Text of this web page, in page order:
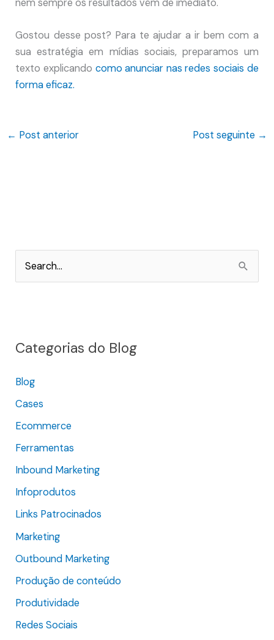
nem sempre os resultados vêm de imediato.
Gostou desse post? Para te ajudar a ir bem com a
sua estratégia em mídias sociais, preparamos um
texto explicando como anunciar nas redes sociais de
forma eficaz.
← Post anterior Post seguinte →
u
s
a
r
p
o
Categorias do Blog
Blog
Cases
Ecommerce
Ferramentas
Inbound Marketing
Infoprodutos
Links Patrocinados
Marketing
Outbound Marketing
Produção de conteúdo
Produtividade
Redes Sociais